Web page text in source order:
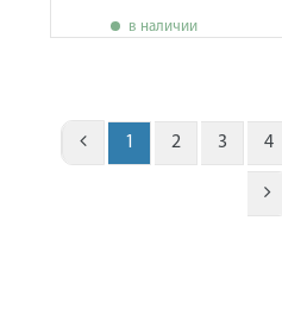
в наличии
1 2 3 4